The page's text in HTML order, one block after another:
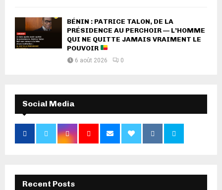
BÉNIN : PATRICE TALON, DE LA
PRÉSIDENCE AU PERCHOIR — L’HOMME
QUI NE QUITTE JAMAIS VRAIMENT LE
POUVOIR
6 août 2026 0
Social Media
Recent Posts